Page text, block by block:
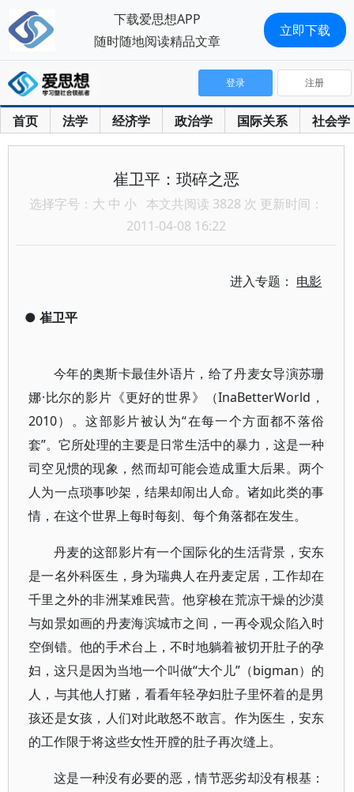
首页 法学 经济学 政治学 国际关系 社会学
登录 注册
崔卫平：琐碎之恶
选择字号： 大 中 小 本文共阅读 3828 次 更新时间：
2011-04-08 16:22
进入专题： 电影
● 崔卫平
今年的奥斯卡最佳外语片，给了丹麦女导演苏珊
娜·比尔的影片《更好的世界》（InaBetterWorld，
2010）。这部影片被认为“在每一个方面都不落俗
套”。它所处理的主要是日常生活中的暴力，这是一种
司空见惯的现象，然而却可能会造成重大后果。两个
人为一点琐事吵架，结果却闹出人命。诸如此类的事
情，在这个世界上每时每刻、每个角落都在发生。
丹麦的这部影片有一个国际化的生活背景，安东
是一名外科医生，身为瑞典人在丹麦定居，工作却在
千里之外的非洲某难民营。他穿梭在荒凉干燥的沙漠
与如景如画的丹麦海滨城市之间，一再令观众陷入时
空倒错。他的手术台上，不时地躺着被切开肚子的孕
妇，这只是因为当地一个叫做“大个儿”（bigman）的
人，与其他人打赌，看看年轻孕妇肚子里怀着的是男
孩还是女孩，人们对此敢怒不敢言。作为医生，安东
的工作限于将这些女性开膛的肚子再次缝上。
这是一种没有必要的恶，情节恶劣却没有根基：
下载爱思想APP
随时随地阅读精品文章
立即下载